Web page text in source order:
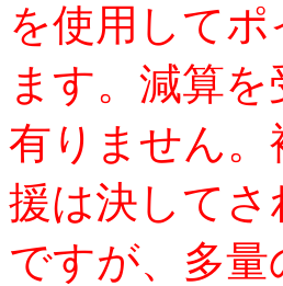
を使用して
ます。減算
有りません
援は決して
ですが、多